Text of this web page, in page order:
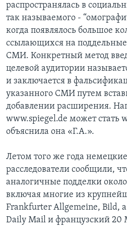
распространялась в
так называемого -
когда появлялось большое
ссылающихся на
СМИ. Конкретный метод
целевой аудитории
и заключается в
указанного СМИ путем
добавлении расширения.
www.spiegel.de может стать
объяснила она «Г.А.».
Летом того же года
расследователи сообщили,
аналогичные подделки
включая многие из
Frankfurter Allgemeine, Bild,
Daily Mail и французский 20